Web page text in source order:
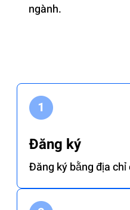
ngành.
Đăng ký
Đăng ký bằng địa